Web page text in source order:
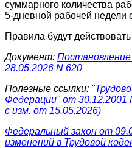
суммарного количества
5-дневной рабочей
Правила будут действовать
Документ:
28.05.2026 N 620
Полезные ссылки:
Федерации" от 30.12.2001
с изм. от 15.05.2026)
Федеральный закон от
изменений в Трудовой